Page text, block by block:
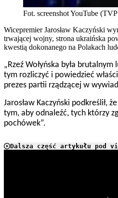
Fot. screenshot YouTube
Wicepremier Jarosław Kaczyński
trwającej wojny, strona ukraińska
kwestią dokonanego na Polakach
„Rzeź Wołyńska była
tym rozliczyć i powiedzieć
prezes partii rządzącej w
Jarosław Kaczyński podkreślił,
tym, aby odnaleźć, tych którzy
pochówek”.
Dalsza część artykułu pod